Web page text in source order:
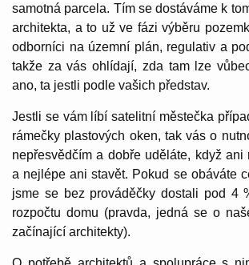
samotná parcela. Tím se dostáváme k
architekta, a to už ve fázi výběru
odborníci na územní plán, regulativ a
takže za vás ohlídají, zda tam lze
ano, ta jestli podle vašich představ.
Jestli se vám líbí satelitní městečka
rámečky plastových oken, tak vás o
nepřesvědčím a dobře uděláte, když ani
a nejlépe ani stavět. Pokud se obáváte
jsme se bez prováděčky dostali pod 4
rozpočtu domu (pravda, jedná se o
začínající architekty).